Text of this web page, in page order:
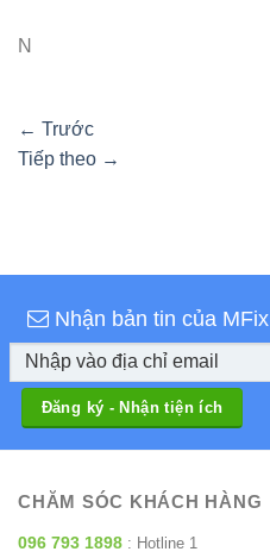
N
← Trước
Tiếp theo →
Nhận bản tin của MFix
CHĂM SÓC KHÁCH HÀNG
096 793 1898 : Hotline 1